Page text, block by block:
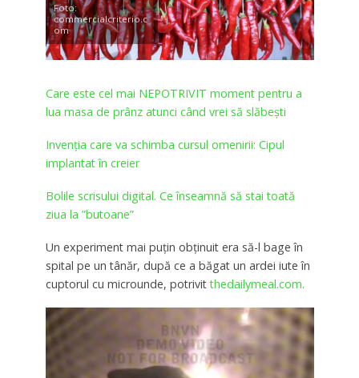
Foto:
commercialcriterio.c
om
Care este cel mai NEPOTRIVIT moment pentru a
lua masa de prânz atunci când vrei să slăbești
Invenţia care va schimba cursul omenirii: Cipul
implantat în creier
Bolile scrisului digital. Ce înseamnă să stai toată
ziua la ”butoane”
Un experiment mai puțin obținuit era să-l bage în
spital pe un tânăr, după ce a băgat un ardei iute în
cuptorul cu microunde, potrivitthedailymeal.com.